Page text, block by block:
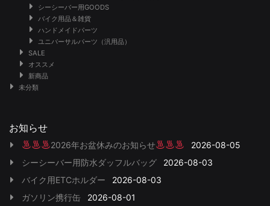
シーシーバー用GOODS
バイク用品＆雑貨
ハンドメイドパーツ
ユニバーサルパーツ（汎用品）
SALE
オススメ
新商品
未分類
お知らせ
2026年お盆休みのお知らせ
2026-08-05
シーシーバー用防水ダッフルバッグ
2026-08-03
バイク用ETCホルダー
2026-08-03
ガソリン携行缶
2026-08-01